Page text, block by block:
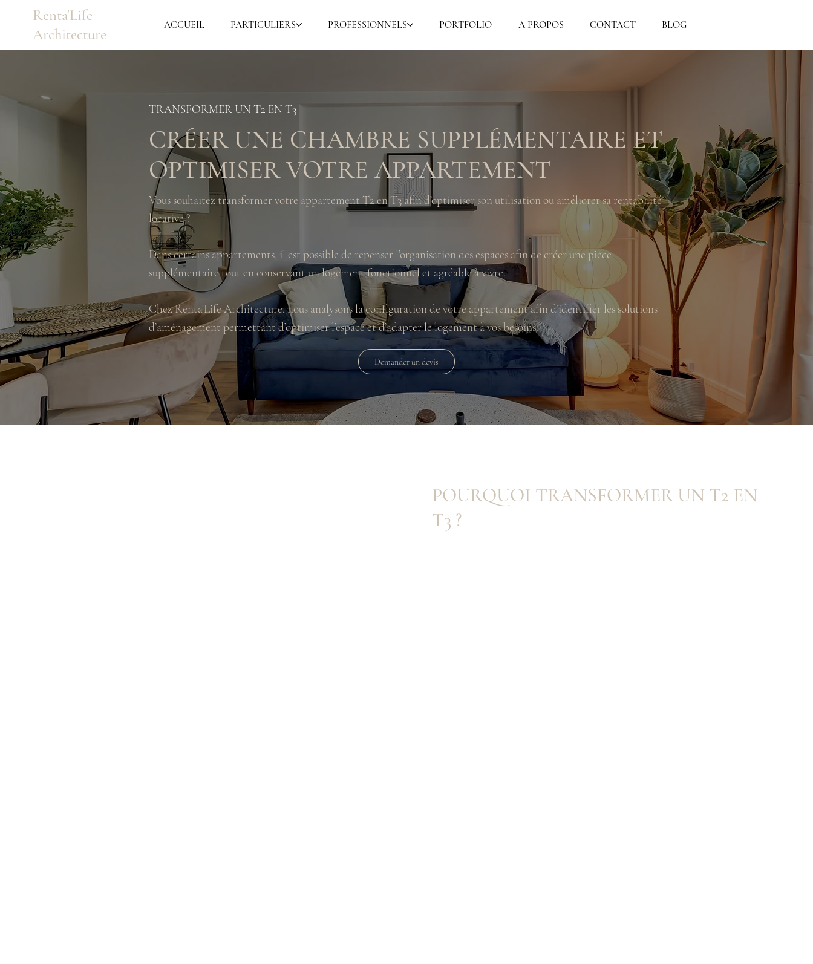
Renta'Life
Architecture
ACCUEIL PARTICULIERS PROFESSIONNELS PORTFOLIO A PROPOS CONTACT BLOG
TRANSFORMER UN T2 EN T3
CRÉER UNE CHAMBRE SUPPLÉMENTAIRE ET
OPTIMISER VOTRE APPARTEMENT
Vous souhaitez transformer votre appartement T2 en T3 afin d’optimiser son utilisation ou améliorer sa rentabilité
locative ?
Dans certains appartements, il est possible de repenser l’organisation des espaces afin de créer une pièce
supplémentaire tout en conservant un logement fonctionnel et agréable à vivre.
Chez Renta'Life Architecture, nous analysons la configuration de votre appartement afin d’identifier les solutions
d’aménagement permettant d’optimiser l’espace et d’adapter le logement à vos besoins.
Demander un devis
POURQUOI TRANSFORMER UN T2 EN
T3 ?